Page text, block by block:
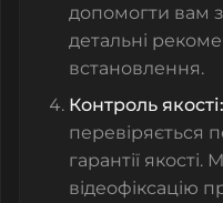
допомогти вам
детальні
встановлення.
Контроль якості:
перевіряється
гарантії
відеофіксацію